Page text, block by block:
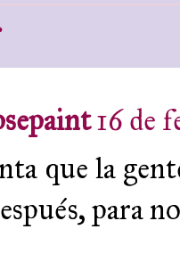
16 de
que la
para